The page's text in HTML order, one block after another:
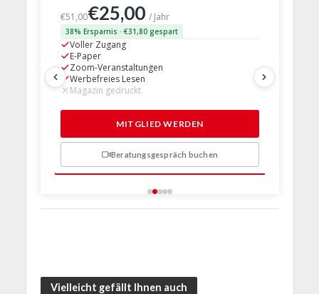
€51,00€25,00/ Jahr
38% Ersparnis · €31,80 gespart
Voller Zugang
E-Paper
Zoom-Veranstaltungen
Werbefreies Lesen
Magazin gedruckt
MITGLIED WERDEN
Beratungsgespräch buchen
Vielleicht gefällt Ihnen auch